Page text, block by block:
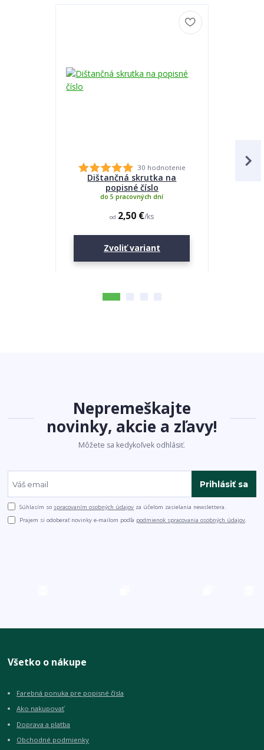
30 hodnotenie
Dištančná skrutka na
popisné číslo
od 2,50 €/ks
do 5 pracovných dní
Zvoliť variant
Nepremeškajte
novinky, akcie a zľavy!
Môžete sa kedykoľvek odhlásiť.
Prihlásiť sa
Súhlasím so spracovaním osobných údajov za účelom zasielania newslettera.
Prajem si odoberať novinky e-mailom podľa podmienok spracovania osobných údajov.
Všetko o nákupe
Farebná ponuka pre popisné čísla
Ako nakupovať
Doprava a platba
Obchodné podmienky